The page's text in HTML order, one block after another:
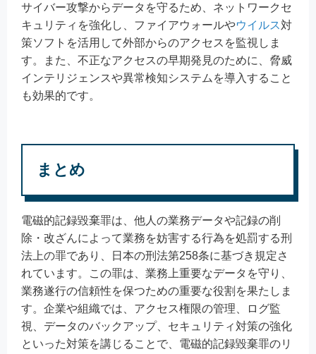
サイバー攻撃からデータを守るため、ネットワークセ
キュリティを強化し、ファイアウォールやウイルス対
策ソフトを活用して外部からのアクセスを監視しま
す。また、不正なアクセスの早期発見のために、脅威
インテリジェンスや異常検知システムを導入すること
も効果的です。
まとめ
電磁的記録毀棄罪は、他人の業務データや記録の削
除・改ざんによって業務を妨害する行為を処罰する刑
法上の罪であり、日本の刑法第258条に基づき規定さ
れています。この罪は、業務上重要なデータを守り、
業務遂行の信頼性を保つための重要な役割を果たしま
す。企業や組織では、アクセス権限の管理、ログ監
視、データのバックアップ、セキュリティ対策の強化
といった対策を講じることで、電磁的記録毀棄罪のリ